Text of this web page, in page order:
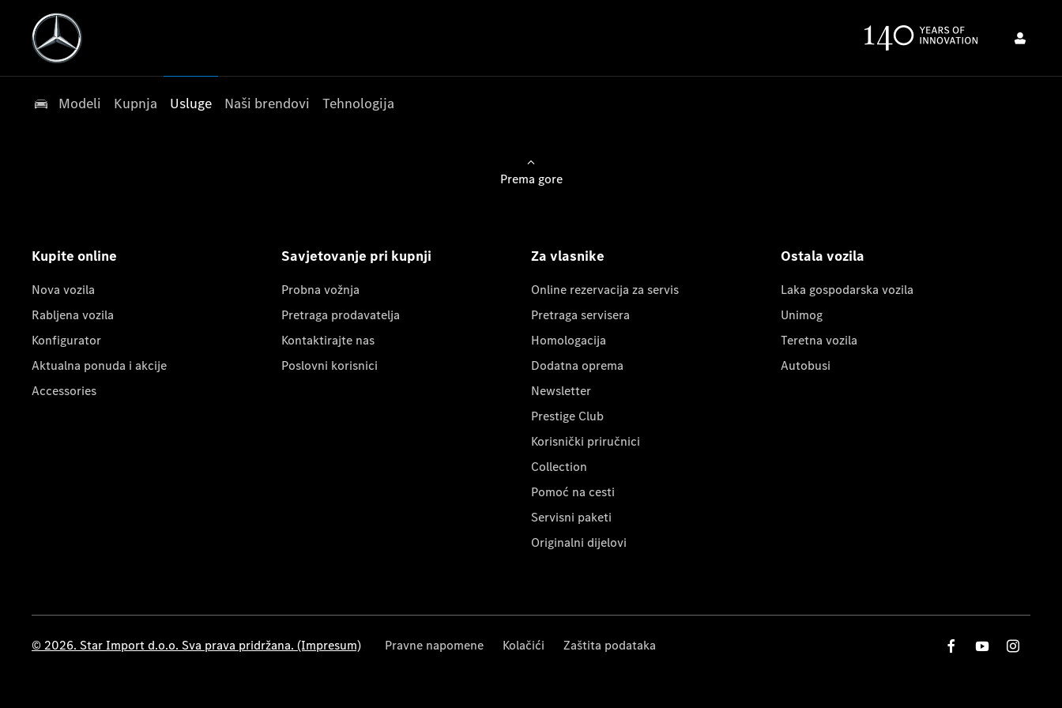
Modeli Kupnja Usluge Naši brendovi Tehnologija
Prema gore
Kupite online
Nova vozila
Rabljena vozila
Konfigurator
Aktualna ponuda i akcije
Accessories
Savjetovanje pri kupnji
Probna vožnja
Pretraga prodavatelja
Kontaktirajte nas
Poslovni korisnici
Za vlasnike
Online rezervacija za servis
Pretraga servisera
Homologacija
Dodatna oprema
Newsletter
Prestige Club
Korisnički priručnici
Collection
Pomoć na cesti
Servisni paketi
Originalni dijelovi
Ostala vozila
Laka gospodarska vozila
Unimog
Teretna vozila
Autobusi
© 2026. Star Import d.o.o. Sva prava pridržana. (Impresum) Pravne napomene Kolačići Zaštita podataka